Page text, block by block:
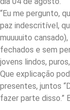
“Eu me pergunto,
paz indescritível,
muuuuito
fechados e sem
jovens lindos,
Que explicação
presentes, juntos
fazer parte disso.”